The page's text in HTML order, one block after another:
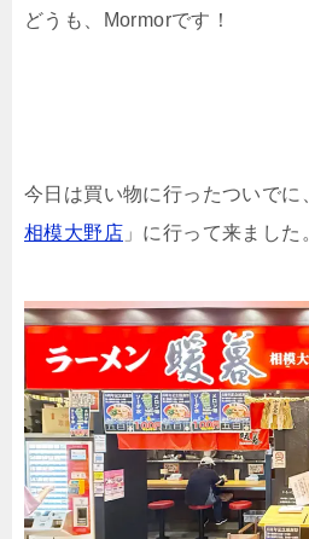
どうも、Mormorです！
今日は買い物に行ったついでに
相模大野店 」に行って来ました